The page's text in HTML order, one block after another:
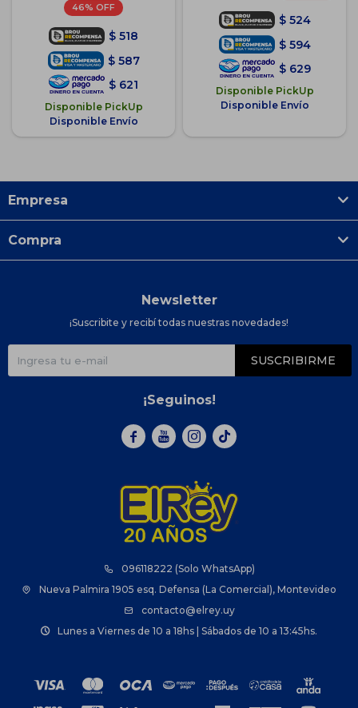
46
$ 518
$ 587
$ 621
Disponible PickUp
Disponible Envío
$ 524
$ 594
$ 629
Disponible PickUp
Disponible Envío
096118222 (Solo WhatsApp)
Nueva Palmira 1905 esq. Defensa (La Comercial), Montevideo
contacto@elrey.uy
Lunes a Viernes de 10 a 18hs | Sábados de 10 a 13:45hs.
Empresa
Compra
Newsletter
¡Suscribite y recibí todas nuestras novedades!
SUSCRIBIRME
¡Seguinos!
  